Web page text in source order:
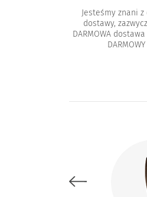
Jesteśmy znani
dostawy,
DARMOWA